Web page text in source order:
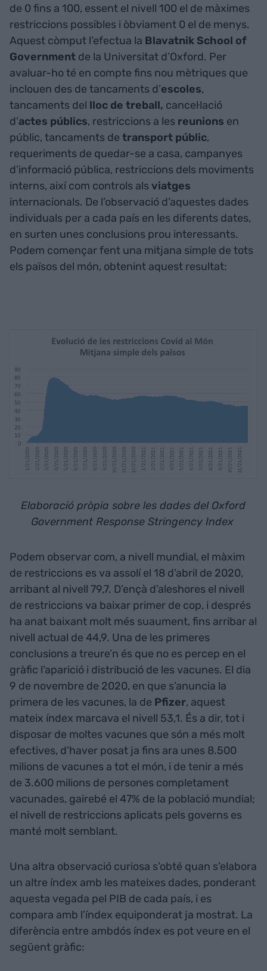
de 0 fins a 100, essent el nivell 100 el de màximes
restriccions possibles i òbviament 0 el de menys.
Aquest còmput l’efectua la Blavatnik School of
Government de la Universitat d’Oxford. Per
avaluar-ho té en compte fins nou mètriques que
inclouen des de tancaments d’escoles,
tancaments del lloc de treball, cancel·lació
d’actes públics, restriccions a les reunions en
públic, tancaments de transport públic,
requeriments de quedar-se a casa, campanyes
d’informació pública, restriccions dels moviments
interns, així com controls alsviatges
internacionals. De l’observació d’aquestes dades
individuals per a cada país en les diferents dates,
en surten unes conclusions prou interessants.
Podem començar fent una mitjana simple de tots
els països del món, obtenint aquest resultat:
Elaboració pròpia sobre les dades del Oxford
Government Response Stringency Index
Podem observar com, a nivell mundial, el màxim
de restriccions es va assolí el 18 d’abril de 2020,
arribant al nivell 79,7. D’ençà d’aleshores el nivell
de restriccions va baixar primer de cop, i després
ha anat baixant molt més suaument, fins arribar al
nivell actual de 44,9. Una de les primeres
conclusions a treure’n és que no es percep en el
gràfic l’aparició i distribució de les vacunes. El dia
9 de novembre de 2020, en que s’anuncia la
primera de les vacunes, la de Pfizer, aquest
mateix índex marcava el nivell 53,1. És a dir, tot i
disposar de moltes vacunes que són a més molt
efectives, d’haver posat ja fins ara unes 8.500
milions de vacunes a tot el món, i de tenir a més
de 3.600 milions de persones completament
vacunades, gairebé el 47% de la població mundial;
el nivell de restriccions aplicats pels governs es
manté molt semblant.
Una altra observació curiosa s’obté quan s’elabora
un altre índex amb les mateixes dades, ponderant
aquesta vegada pel PIB de cada país, i es
compara amb l’índex equiponderat ja mostrat. La
diferència entre ambdós índex es pot veure en el
següent gràfic: